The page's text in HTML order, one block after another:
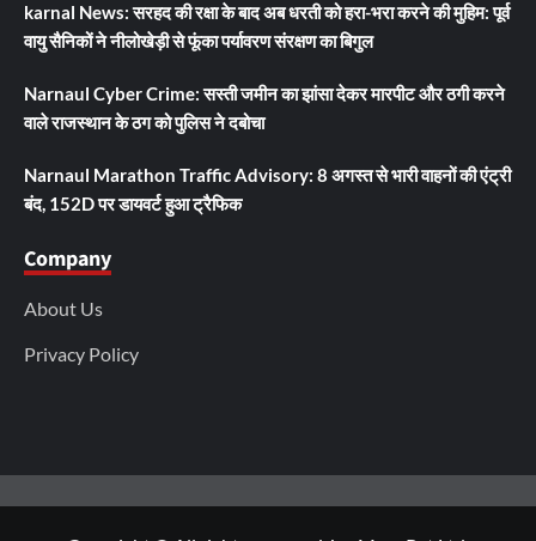
karnal News: सरहद की रक्षा के बाद अब धरती को हरा-भरा करने की मुहिम: पूर्व
वायु सैनिकों ने नीलोखेड़ी से फूंका पर्यावरण संरक्षण का बिगुल
Narnaul Cyber Crime: सस्ती जमीन का झांसा देकर मारपीट और ठगी करने
वाले राजस्थान के ठग को पुलिस ने दबोचा
Narnaul Marathon Traffic Advisory: 8 अगस्त से भारी वाहनों की एंट्री
बंद, 152D पर डायवर्ट हुआ ट्रैफिक
Company
About Us
Privacy Policy